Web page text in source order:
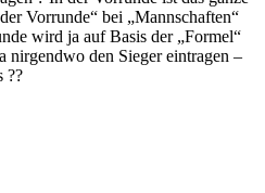
Vorrunde“ bei „Mannschaften“
wird ja auf Basis der „Formel“
nirgendwo den Sieger eintragen –
??